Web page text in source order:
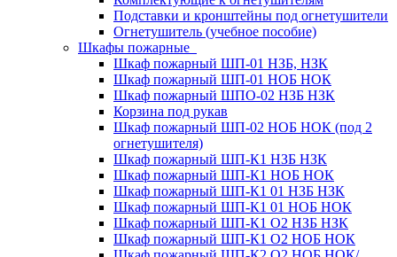
Подставки и кронштейны под огнетушители
Огнетушитель (учебное пособие)
Шкафы пожарные
Шкаф пожарный ШП-01 НЗБ, НЗК
Шкаф пожарный ШП-01 НОБ НОК
Шкаф пожарный ШПО-02 НЗБ НЗК
Корзина под рукав
Шкаф пожарный ШП-02 НОБ НОК (под 2
огнетушителя)
Шкаф пожарный ШП-К1 НЗБ НЗК
Шкаф пожарный ШП-К1 НОБ НОК
Шкаф пожарный ШП-К1 01 НЗБ НЗК
Шкаф пожарный ШП-К1 01 НОБ НОК
Шкаф пожарный ШП-К1 О2 НЗБ НЗК
Шкаф пожарный ШП-К1 О2 НОБ НОК